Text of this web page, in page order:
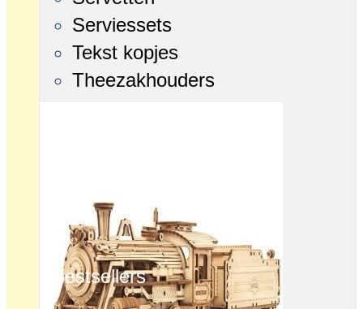
Serviessets
Tekst kopjes
Theezakhouders
Bestsellers